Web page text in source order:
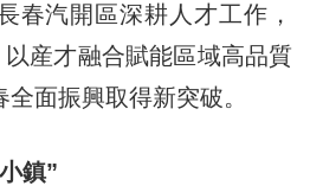
春汽開區深耕人才工作，
以産才融合賦能區域高品質
面振興取得新突破。
鎮”